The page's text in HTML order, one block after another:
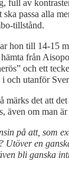
full av
ska passa alla
tillstånd.
hon till 14-15
från
och ett
och utanför
märks det att
även om man är
på att, som
Utöver en
bli ganska